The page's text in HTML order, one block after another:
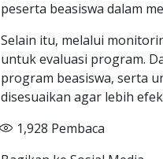
peserta beasiswa dalam
Selain itu, melalui
untuk evaluasi program.
program beasiswa, serta
disesuaikan agar lebih
1,928 Pembaca